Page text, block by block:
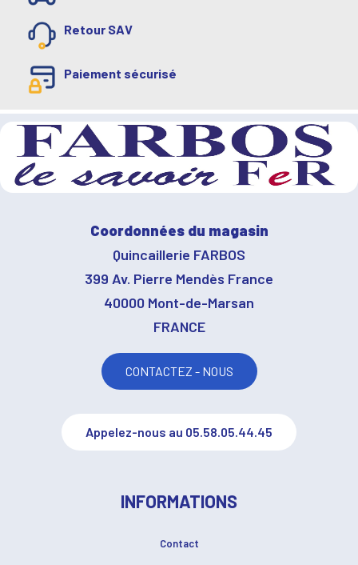
Retour SAV
Paiement sécurisé
Coordonnées du magasin
Quincaillerie FARBOS
399 Av. Pierre Mendès France
40000 Mont-de-Marsan
FRANCE
CONTACTEZ - NOUS
Appelez-nous au 05.58.05.44.45
INFORMATIONS
Contact